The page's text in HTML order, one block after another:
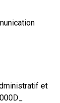
et